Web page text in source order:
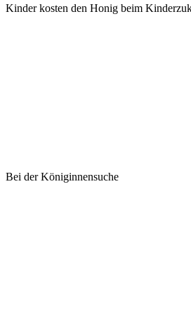
Kinder kosten den Honig beim
Bei der Königinnensuche